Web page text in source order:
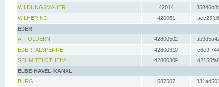
WILDUNGSMAUER
42014
WILHERING
420061
EDER
AFFOLDERN
42800502
EDERTALSPERRE
42800310
SCHMITTLOTHEIM
42800309
ELBE-HAVEL-KANAL
BURG
587507